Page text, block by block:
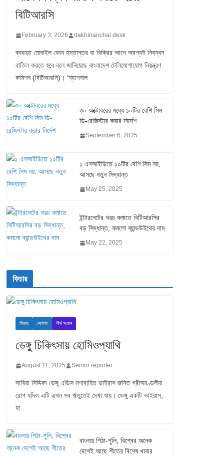
বিটিআরসি
February 3, 2026 dakhinanchal desk
ব্যবহৃত মোবাইল ফোন হস্তান্তর বা বিক্রির আগে অবশ্যই নিবন্ধন
বাতিল করতে হবে বলে জানিয়েছে বাংলাদেশ টেলিযোগাযোগ নিয়ন্ত্রণ
কমিশন (বিটিআরসি)। ‘ন্যাশনাল
৩০ অক্টোবরের মধ্যে ১০টির বেশি সিম
ডি-রেজিস্টার করার নির্দেশ
September 6, 2025
১ এনআইডিতে ১০টির বেশি সিম নয়,
আসছে নতুন সিদ্ধান্ত
May 25, 2025
ইন্টারনেটের খরচ কমাতে বিটিআরসির
বড় সিদ্ধান্ত, কমলো ব্যান্ডউইথের দাম
May 22, 2025
ফিচার
ফিচার লেটেস্ট শীর্ষ সংবাদ
ডেঙ্গু চিকিৎসায় হোমিওপ্যাথি
August 11, 2025 Senior reporter
সাবিয়া সিদ্দিকা ডেঙ্গু এডিস মশাবাহিত ভাইরাস জনিত গ্রীষ্মমণ্ডলীয়
রোগ যদিও এটি এখন সব ঋতুতেই দেখা যায়। ডেঙ্গু একটি ভাইরাস,
যা
বাংলায় পিঠা-পুলি, বিশ্বের অনেক
দেশেই আছে শীতের বিশেষ খাবার